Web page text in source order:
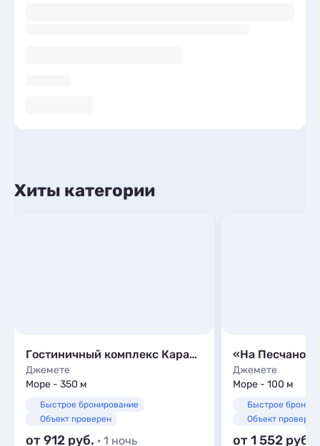
Хиты категории
Гостиничный комплекс Караван
Джемете
Море - 350 м
Быстрое бронирование
Объект проверен
от 912 · 1 ночь
«На Песчаной»
Джемете
Море - 100 м
Быстрое
Объект проверен
от 1 552